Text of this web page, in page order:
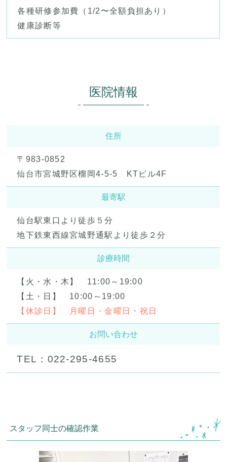
各種研修参加費（1/2〜全額負担あり）
健康診断等
医院情報
住所
〒983-0852
仙台市宮城野区榴岡4-5-5 KTビル4F
最寄駅
仙台駅東口より徒歩５分
地下鉄東西線宮城野通駅より徒歩２分
診療時間
【火・水・木】 11:00～19:00
【土・日】 10:00～19:00
【休診日】 月曜日・金曜日・祝日
お問い合わせ
TEL：022-295-4655
スタッフ同士の確認作業